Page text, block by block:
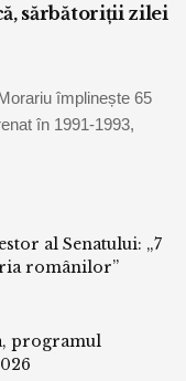
sărbătoriții zilei
împlinește 65
în 1991-1993,
al Senatului: „7
românilor”
programul